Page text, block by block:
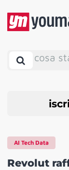
cosa
AI Tech Data
Revolut